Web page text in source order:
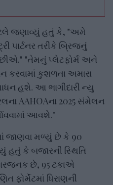
જણાવ્યું હતું કે, "અમે
પાર્ટનર તરીકે બ્રિજનું
છીએ." "તેમનું પ્લેટફોર્મ અને
કરવામાં કુશળતા અમારા
હશે. આ ભાગીદારી ન્યુ
AAHOAના 2025 સંમેલન
આવશે."
જાણવા મળ્યું છે કે 90
હતું કે બજારની સ્થિતિ
છે, 95 ટકાએ
ધિરાણની